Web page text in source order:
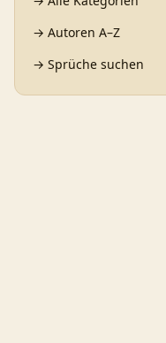
→ Autoren A–Z
→ Sprüche suchen